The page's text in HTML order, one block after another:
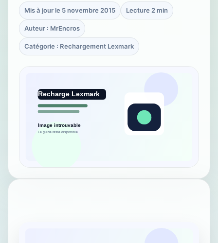
Mis à jour le 5 novembre 2015 Lecture 2 min
Auteur : MrEncros
Catégorie : Rechargement Lexmark